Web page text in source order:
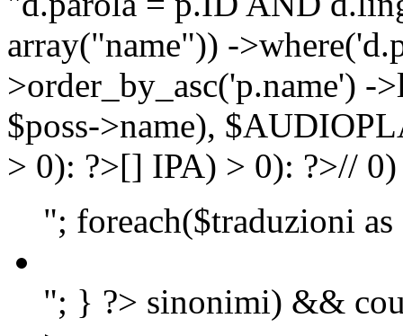
array("name")) -
>order_by_asc('p.name')
$poss->name),
> 0): ?>[] IPA) > 0): ?>//
"; foreach($traduzioni
"; } ?> sinonimi) &&